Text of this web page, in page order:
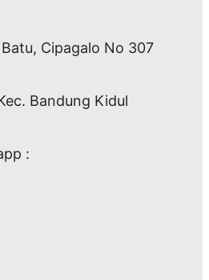
Cipagalo No 307
Bandung Kidul
: